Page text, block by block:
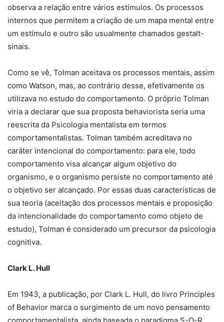
observa a relação entre vários estímulos. Os processos
internos que permitem a criação de um mapa mental entre
um estímulo e outro são usualmente chamados gestalt-
sinais.
Como se vê, Tolman aceitava os processos mentais, assim
como Watson, mas, ao contrário desse, efetivamente os
utilizava no estudo do comportamento. O próprio Tolman
viria a declarar que sua proposta behaviorista seria uma
reescrita da Psicologia mentalista em termos
comportamentalistas. Tolman também acreditava no
caráter intencional do comportamento: para ele, todo
comportamento visa alcançar algum objetivo do
organismo, e o organismo persiste no comportamento até
o objetivo ser alcançado. Por essas duas características de
sua teoria (aceitação dos processos mentais e proposição
da intencionalidade do comportamento como objeto de
estudo), Tolman é considerado um precursor da psicologia
cognitiva.
Clark L. Hull
Em 1943, a publicação, por Clark L. Hull, do livro Principles
of Behavior marca o surgimento de um novo pensamento